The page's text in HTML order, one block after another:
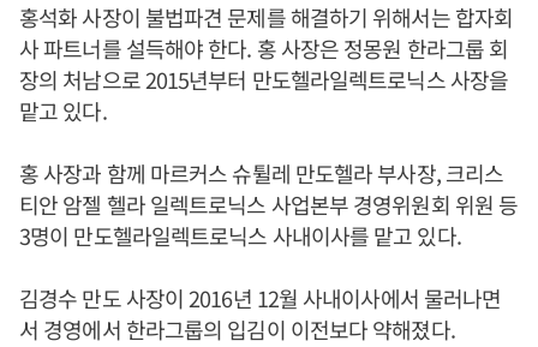
홍석화 사장이 불법파견 문제를 해결하기 위해서는 합자회
사 파트너를 설득해야 한다. 홍 사장은 정몽원 한라그룹 회
장의 처남으로 2015년부터 만도헬라일렉트로닉스 사장을
맡고 있다.
홍 사장과 함께 마르커스 슈튈레 만도헬라 부사장, 크리스
티안 암젤 헬라 일렉트로닉스 사업본부 경영위원회 위원 등
3명이 만도헬라일렉트로닉스 사내이사를 맡고 있다.
김경수 만도 사장이 2016년 12월 사내이사에서 물러나면
서 경영에서 한라그룹의 입김이 이전보다 약해졌다.